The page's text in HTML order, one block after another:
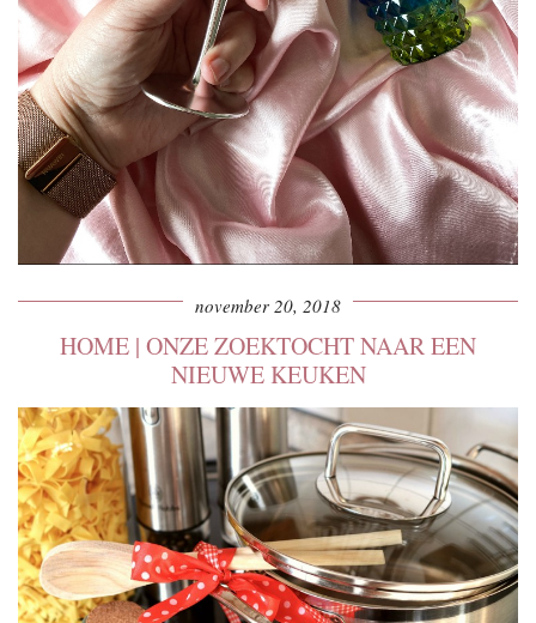
november 20, 2018
HOME | ONZE ZOEKTOCHT NAAR EEN
NIEUWE KEUKEN